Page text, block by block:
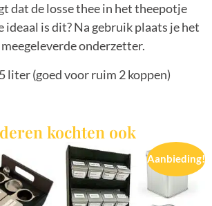
dat de losse thee in het theepotje
is dit? Na gebruik plaats je het
onderzetter.
liter (goed voor ruim 2 koppen)
kochten ook
Aanbieding!